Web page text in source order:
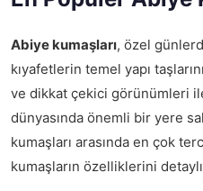
Abiye kumaşları, özel
kıyafetlerin temel yapı
ve dikkat çekici görünümleri
dünyasında önemli bir yere
kumaşları arasında en çok
kumaşların özelliklerini